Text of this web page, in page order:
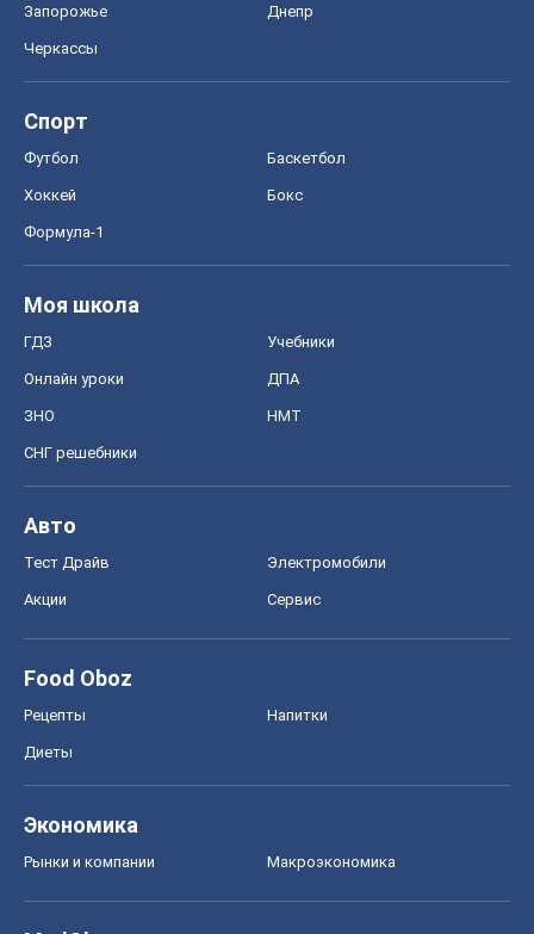
Запорожье Днепр
Черкассы
Спорт
Футбол Баскетбол
Хоккей Бокс
Формула-1
Моя школа
ГДЗ Учебники
Онлайн уроки ДПА
ЗНО НМТ
СНГ решебники
Авто
Тест Драйв Электромобили
Акции Сервис
Food Oboz
Рецепты Напитки
Диеты
Экономика
Рынки и компании Mакроэкономика